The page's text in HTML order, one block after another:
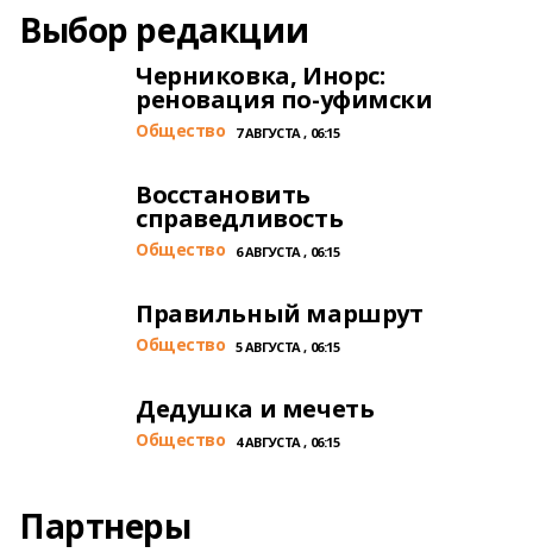
Выбор редакции
Черниковка, Инорс:
реновация по-уфимски
Общество 7 АВГУСТА , 06:15
Восстановить
справедливость
Общество 6 АВГУСТА , 06:15
Правильный маршрут
Общество 5 АВГУСТА , 06:15
Дедушка и мечеть
Общество 4 АВГУСТА , 06:15
Партнеры